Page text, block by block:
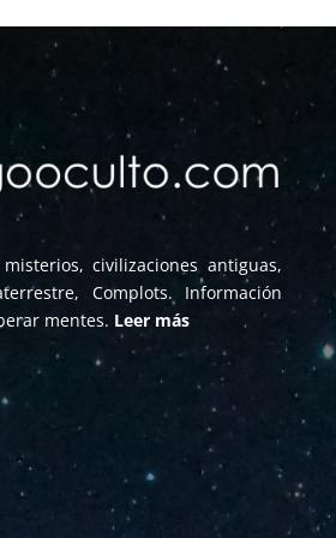
civilizaciones antiguas,
Complots. Información
mentes. Leer más